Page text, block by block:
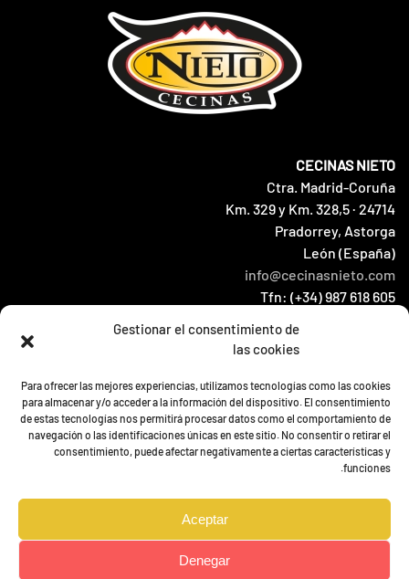
Gestionar el consentimiento de
las cookies
Para ofrecer las mejores experiencias, utilizamos tecnologías como las cookies
para almacenar y/o acceder a la información del dispositivo. El consentimiento
de estas tecnologías nos permitirá procesar datos como el comportamiento de
navegación o las identificaciones únicas en este sitio. No consentir o retirar el
consentimiento, puede afectar negativamente a ciertas características y
funciones.
Aceptar
Denegar
CECINAS NIETO
Ctra. Madrid-Coruña
Km. 329 y Km. 328,5 · 24714
Pradorrey, Astorga
León (España)
info@cecinasnieto.com
Tfn: (+34) 987 618 605
قائمة المنتوجات
اتصال
الأخبار